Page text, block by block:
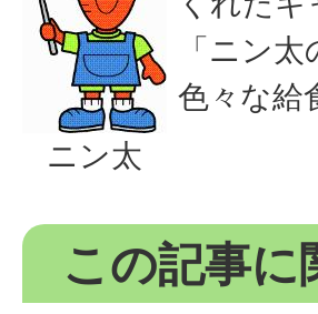
ニン太
「ニン
色々な給
この記事に